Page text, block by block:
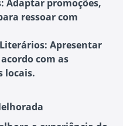
Adaptar promoções,
ressoar com
Apresentar
com as
locais.